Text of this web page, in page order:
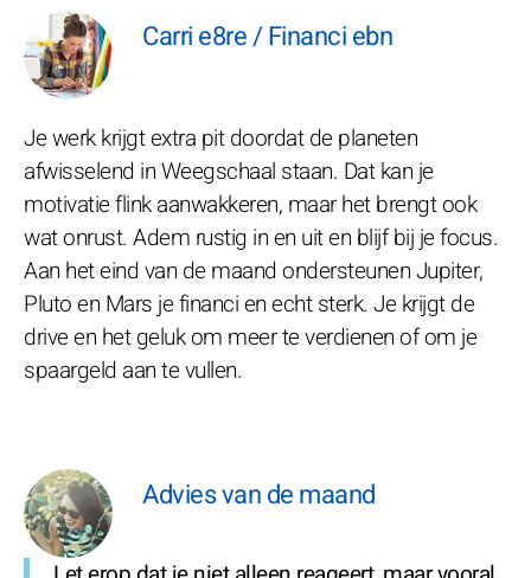
Carri e8re / Financi ebn
Je werk krijgt extra pit doordat de planeten
afwisselend in Weegschaal staan. Dat kan je
motivatie flink aanwakkeren, maar het brengt ook
wat onrust. Adem rustig in en uit en blijf bij je focus.
Aan het eind van de maand ondersteunen Jupiter,
Pluto en Mars je financi en echt sterk. Je krijgt de
drive en het geluk om meer te verdienen of om je
spaargeld aan te vullen.
Advies van de maand